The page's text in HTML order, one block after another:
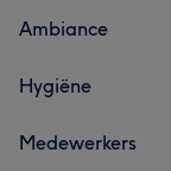
Ambiance
Hygiëne
Medewerkers